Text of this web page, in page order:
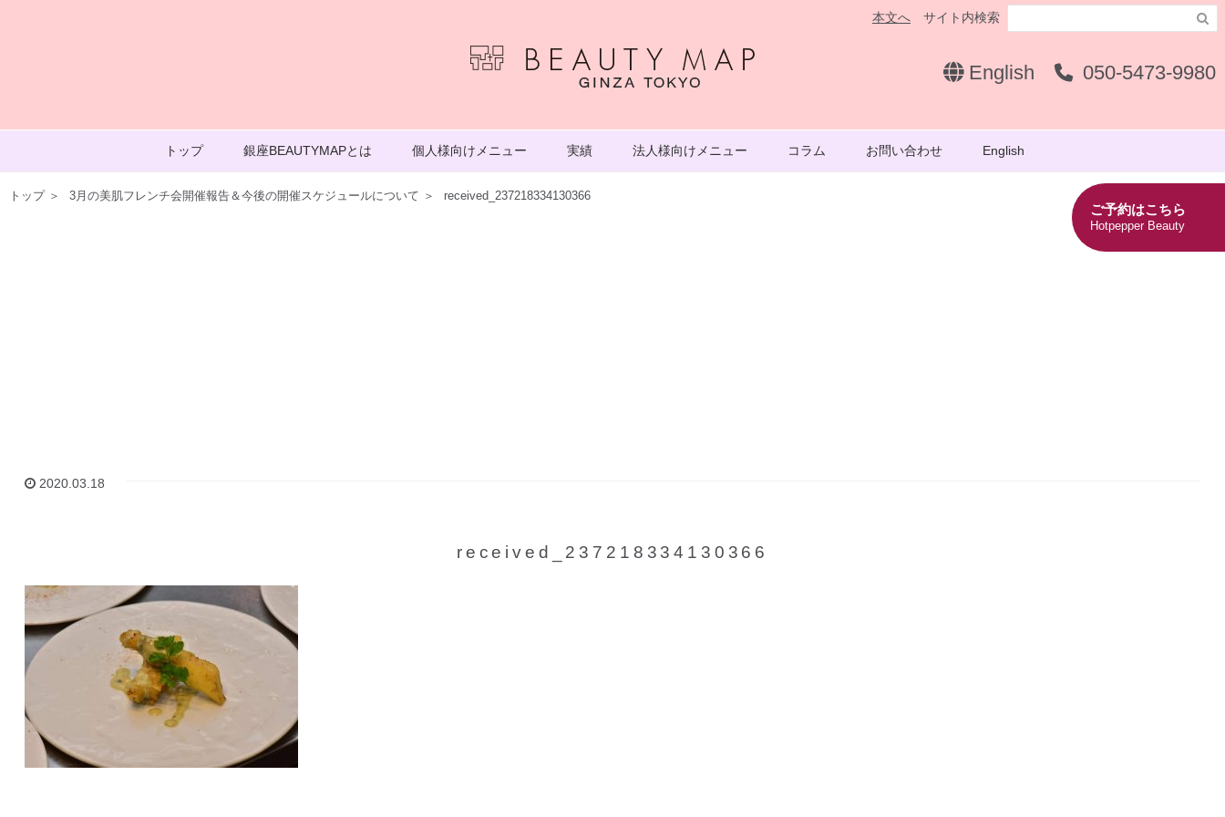
本文へ サイト内検索 
English 050-5473-9980
ご予約はこちら
Hotpepper Beauty
トップ 銀座BEAUTYMAPとは 個人様向けメニュー 実績 法人様向けメニュー コラム お問い合わせ English
トップ＞ 3月の美肌フレンチ会開催報告＆今後の開催スケジュールについて ＞ received_237218334130366
2020.03.18
received_237218334130366